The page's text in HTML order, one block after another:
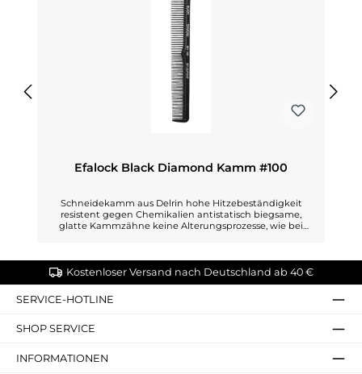
Efalock Black Diamond Kamm #100
Schneidekamm aus Delrin hohe Hitzebeständigkeit
resistent gegen Chemikalien antistatisch biegsame,
glatte Kammzähne keine Alterungsprozesse, wie bei
Kostenloser Versand nach Deutschland ab 40 €
SERVICE-HOTLINE
SHOP SERVICE
INFORMATIONEN